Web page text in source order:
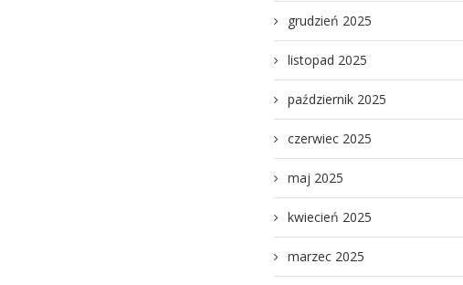
grudzień 2025
listopad 2025
październik 2025
czerwiec 2025
maj 2025
kwiecień 2025
marzec 2025